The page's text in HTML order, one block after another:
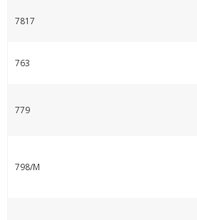
7817
763
779
798/М